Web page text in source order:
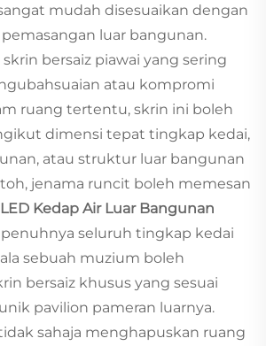
mudah disesuaikan dengan
luar bangunan.
bersaiz piawai yang sering
atau kompromi
ruang tertentu, skrin ini boleh
dimensi tepat tingkap kedai,
atau struktur luar bangunan
jenama runcit boleh memesan
Kedap Air Luar Bangunan
seluruh tingkap kedai
sebuah muzium boleh
bersaiz khusus yang sesuai
pavilion pameran luarnya.
sahaja menghapuskan ruang